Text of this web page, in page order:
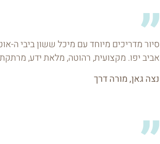
סיור מדריכים מיוחד עם מיכל ששון ביבי ה-
אביב יפו. מקצועית, רהוטה, מלאת ידע,
נצה גאן, מורה דרך